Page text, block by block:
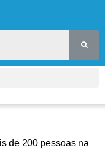
de 200 pessoas na